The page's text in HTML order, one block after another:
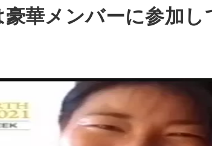
華メンバーに参加し